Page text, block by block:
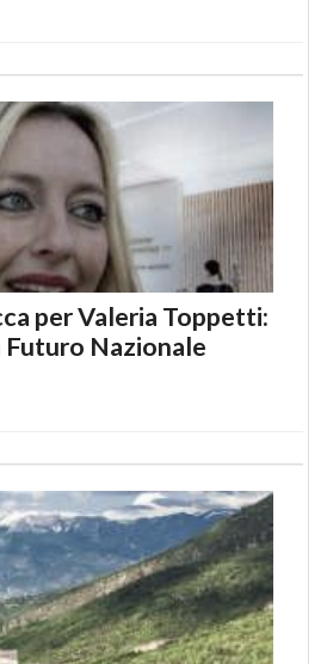
per Valeria Toppetti:
Futuro Nazionale